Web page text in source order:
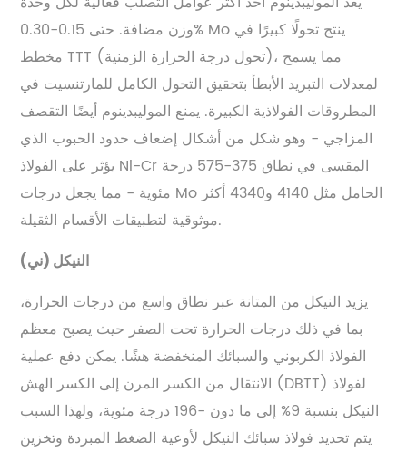
وزن مضافة. حتى 0.15-0.30% Mo ينتج تحولًا كبيرًا في
مخطط TTT (تحول درجة الحرارة الزمنية)، مما يسمح
لمعدلات التبريد الأبطأ بتحقيق التحول الكامل للمارتنسيت في
المطروقات الفولاذية الكبيرة. يمنع الموليبدينوم أيضًا التقصف
المزاجي - وهو شكل من أشكال إضعاف حدود الحبوب الذي
يؤثر على الفولاذ Ni-Cr المقسى في نطاق 375-575 درجة
مئوية - مما يجعل درجات Mo الحامل مثل 4140 و4340 أكثر
موثوقية لتطبيقات الأقسام الثقيلة.
النيكل (ني)
يزيد النيكل من المتانة عبر نطاق واسع من درجات الحرارة،
بما في ذلك درجات الحرارة تحت الصفر حيث يصبح معظم
الفولاذ الكربوني والسبائك المنخفضة هشًا. يمكن دفع عملية
الانتقال من الكسر المرن إلى الكسر الهش (DBTT) لفولاذ
النيكل بنسبة 9% إلى ما دون -196 درجة مئوية، ولهذا السبب
يتم تحديد فولاذ سبائك النيكل لأوعية الضغط المبردة وتخزين